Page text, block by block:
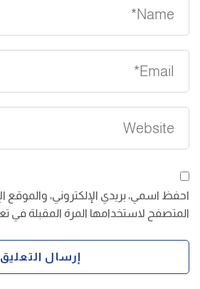
احفظ اسمي، بريدي الإلكتروني، والموقع
المتصفح لاستخدامها المرة المقبلة في